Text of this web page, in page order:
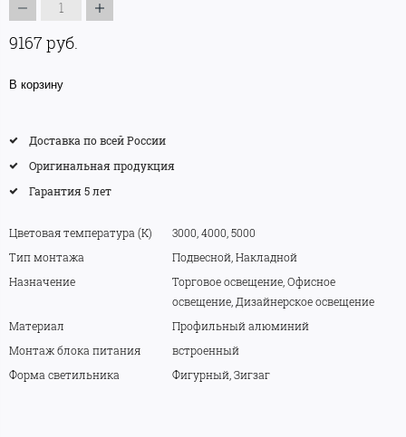
9167 руб.
В корзину
Доставка по всей России
Оригинальная продукция
Гарантия 5 лет
Цветовая температура (K)
3000, 4000, 5000
Тип монтажа
Подвесной, Накладной
Назначение
Торговое освещение, Офисное
освещение, Дизайнерское освещение
Материал
Профильный алюминий
Монтаж блока питания
встроенный
Форма светильника
Фигурный, Зигзаг